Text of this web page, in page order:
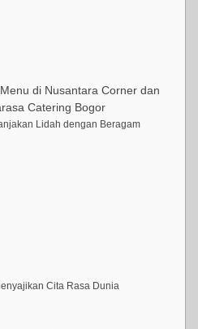
di Nusantara Corner dan
Catering Bogor
Lidah dengan Beragam
Cita Rasa Dunia